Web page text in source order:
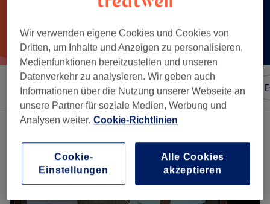
Sortieren nach Besonderheiten Marken Salons
Ein Salon, der anbietet:
Wir verwenden eigene Cookies und Cookies von
Dritten, um Inhalte und Anzeigen zu personalisieren,
Medienfunktionen bereitzustellen und unseren
Datenverkehr zu analysieren. Wir geben auch
Informationen über die Nutzung unserer Webseite an
unsere Partner für soziale Medien, Werbung und
Analysen weiter. Cookie-Richtlinien
Cookie-
Einstellungen
Alle Cookies
akzeptieren